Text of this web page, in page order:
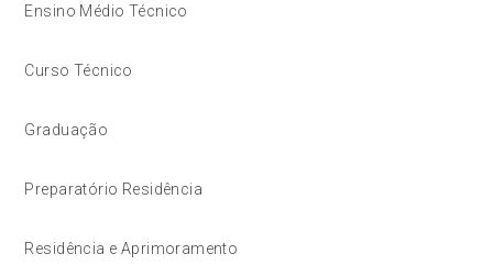
Ensino Médio Técnico
Curso Técnico
Graduação
Preparatório Residência
Residência e Aprimoramento